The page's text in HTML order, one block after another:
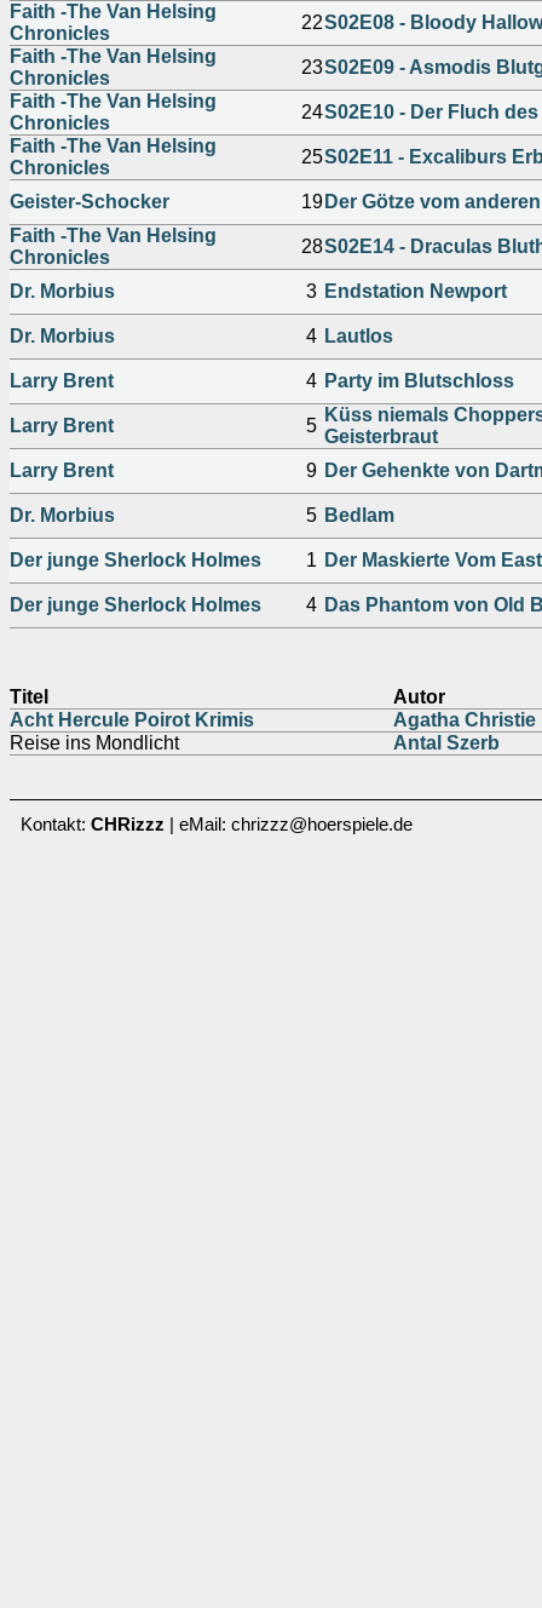
Faith -The Van Helsing
Chronicles
22S02E08 - Bloody
Faith -The Van Helsing
Chronicles
23S02E09 - Asmodis
Faith -The Van Helsing
Chronicles
24S02E10 - Der Fluch
Faith -The Van Helsing
Chronicles
25S02E11 - Excaliburs
Geister-Schocker 19 Der Götze vom
Faith -The Van Helsing
Chronicles
28S02E14 - Draculas
Dr. Morbius 3 Endstation Newport
Dr. Morbius 4 Lautlos
Larry Brent 4 Party im Blutschloss
Larry Brent 5
Küss niemals
Geisterbraut
Larry Brent
9 Der Gehenkte von
Dr. Morbius 5 Bedlam
Der junge Sherlock Holmes 1 Der Maskierte Vom
Der junge Sherlock Holmes 4 Das Phantom von Old
Titel
Autor
Acht Hercule Poirot Krimis
Agatha Christie
Reise ins Mondlicht
Antal Szerb
Kontakt: CHRizzz | eMail: chrizzz@hoerspiele.de